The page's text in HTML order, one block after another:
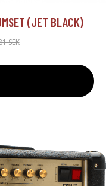
(JET BLACK)
SEK